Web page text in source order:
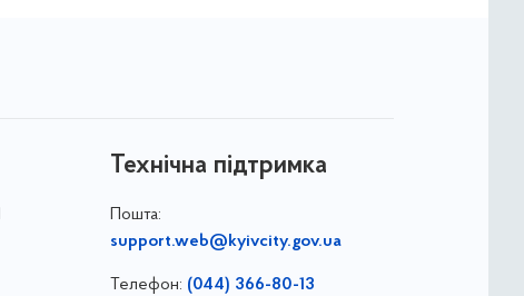
Технічна підтримка
Пошта:
support.web@kyivcity.gov.ua
Телефон: (044) 366-80-13